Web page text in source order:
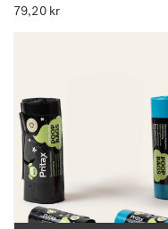
79,20 kr